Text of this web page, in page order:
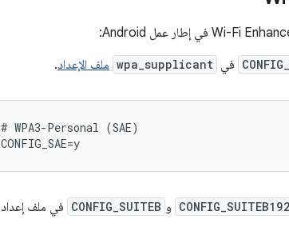
في wpa_supplicant ملف الإعداد.
# WPA3-Personal (SAE)
CONFIG_SUITEB192 و CONFIG_SUITEB في ملف إعداد